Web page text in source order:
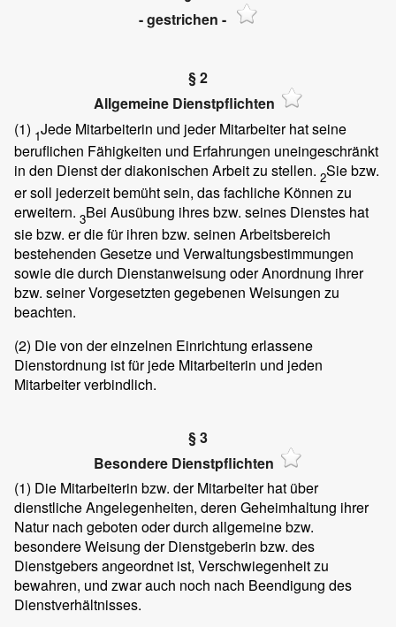
- gestrichen -
§ 2
Allgemeine Dienstpflichten
(1) 1Jede Mitarbeiterin und jeder Mitarbeiter hat seine
beruflichen Fähigkeiten und Erfahrungen uneingeschränkt
in den Dienst der diakonischen Arbeit zu stellen. 2Sie bzw.
er soll jederzeit bemüht sein, das fachliche Können zu
erweitern. 3Bei Ausübung ihres bzw. seines Dienstes hat
sie bzw. er die für ihren bzw. seinen Arbeitsbereich
bestehenden Gesetze und Verwaltungsbestimmungen
sowie die durch Dienstanweisung oder Anordnung ihrer
bzw. seiner Vorgesetzten gegebenen Weisungen zu
beachten.
(2) Die von der einzelnen Einrichtung erlassene
Dienstordnung ist für jede Mitarbeiterin und jeden
Mitarbeiter verbindlich.
§ 3
Besondere Dienstpflichten
(1) Die Mitarbeiterin bzw. der Mitarbeiter hat über
dienstliche Angelegenheiten, deren Geheimhaltung ihrer
Natur nach geboten oder durch allgemeine bzw.
besondere Weisung der Dienstgeberin bzw. des
Dienstgebers angeordnet ist, Verschwiegenheit zu
bewahren, und zwar auch noch nach Beendigung des
Dienstverhältnisses.